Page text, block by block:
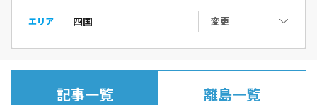
エリア 変更
記事一覧 離島一覧